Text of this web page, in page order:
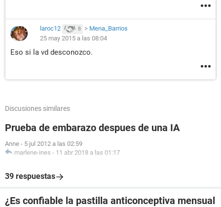
laroc12 8 > Mena_Barrios
25 may 2015 a las 08:04
Eso si la vd desconozco.
Discusiones similares
Prueba de embarazo despues de una IA
Anne - 5 jul 2012 a las 02:59
marlene-ines - 11 abr 2018 a las 01:17
39 respuestas
¿Es confiable la pastilla anticonceptiva mensual